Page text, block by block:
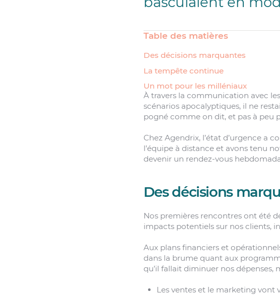
Table des matières
Des décisions marquantes
La tempête continue
Un mot pour les milléniaux
À travers la communication avec
scénarios apocalyptiques, il ne
pogné comme on dit, et pas à peu
Chez Agendrix, l’état d’urgence a
l’équipe à distance et avons tenu
devenir un rendez-vous
Des décisions
Nos premières rencontres ont été
impacts potentiels sur nos clients,
Aux plans financiers et
dans la brume quant aux
qu’il fallait diminuer nos dépenses,
Les ventes et le marketing